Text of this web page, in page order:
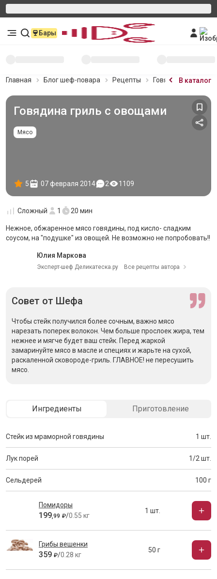
Бары
Главная Блог шеф-повара Рецепты Говядина гриль с
В каталог
Говядина гриль с овощами
Мясо
5 07 февраля 2014 2 1109
Сложный 1 20 мин
Нежное, обжаренное мясо говядины, под кисло- сладким
соусом, на "подушке" из овощей. Не возможно не попробовать!!
Юлия Маркова
Эксперт-шеф Деликатеска.ру Все рецепты автора
Совет от Шефа
Чтобы стейк получился более сочным, важно мясо
нарезать поперек волокон. Чем больше прослоек жира, тем
нежнее и мягче будет ваш стейк. Перед жаркой
замаринуйте мясо в масле и специях и жарьте на сухой,
раскаленной сковороде-гриль. ГЛАВНОЕ! не пересушить
мясо.
Ингредиенты Приготовление
Стейк из мраморной говядины 1 шт.
Лук порей 1/2 шт.
Сельдерей 100 г
Помидоры
199,99 ₽/0.55 кг
1 шт.
Грибы вешенки
359 ₽/0.28 кг
50 г